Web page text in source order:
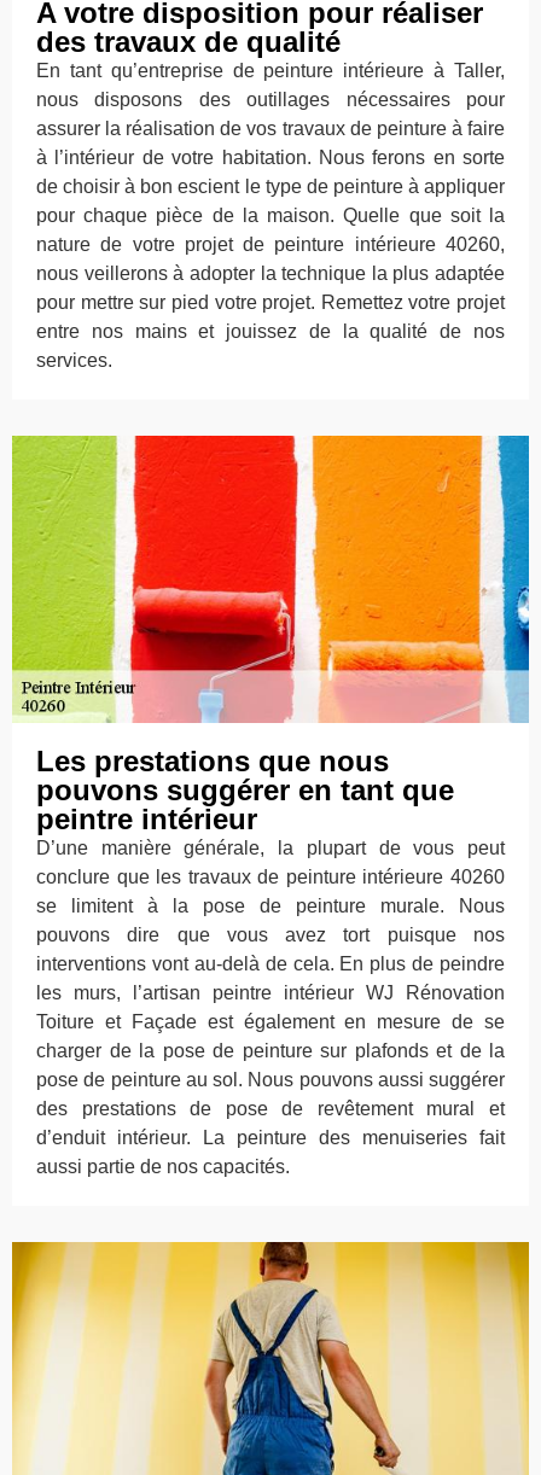
A votre disposition pour réaliser
des travaux de qualité
En tant qu’entreprise de peinture intérieure à Taller,
nous disposons des outillages nécessaires pour
assurer la réalisation de vos travaux de peinture à faire
à l’intérieur de votre habitation. Nous ferons en sorte
de choisir à bon escient le type de peinture à appliquer
pour chaque pièce de la maison. Quelle que soit la
nature de votre projet de peinture intérieure 40260,
nous veillerons à adopter la technique la plus adaptée
pour mettre sur pied votre projet. Remettez votre projet
entre nos mains et jouissez de la qualité de nos
services.
Les prestations que nous
pouvons suggérer en tant que
peintre intérieur
D’une manière générale, la plupart de vous peut
conclure que les travaux de peinture intérieure 40260
se limitent à la pose de peinture murale. Nous
pouvons dire que vous avez tort puisque nos
interventions vont au-delà de cela. En plus de peindre
les murs, l’artisan peintre intérieur WJ Rénovation
Toiture et Façade est également en mesure de se
charger de la pose de peinture sur plafonds et de la
pose de peinture au sol. Nous pouvons aussi suggérer
des prestations de pose de revêtement mural et
d’enduit intérieur. La peinture des menuiseries fait
aussi partie de nos capacités.